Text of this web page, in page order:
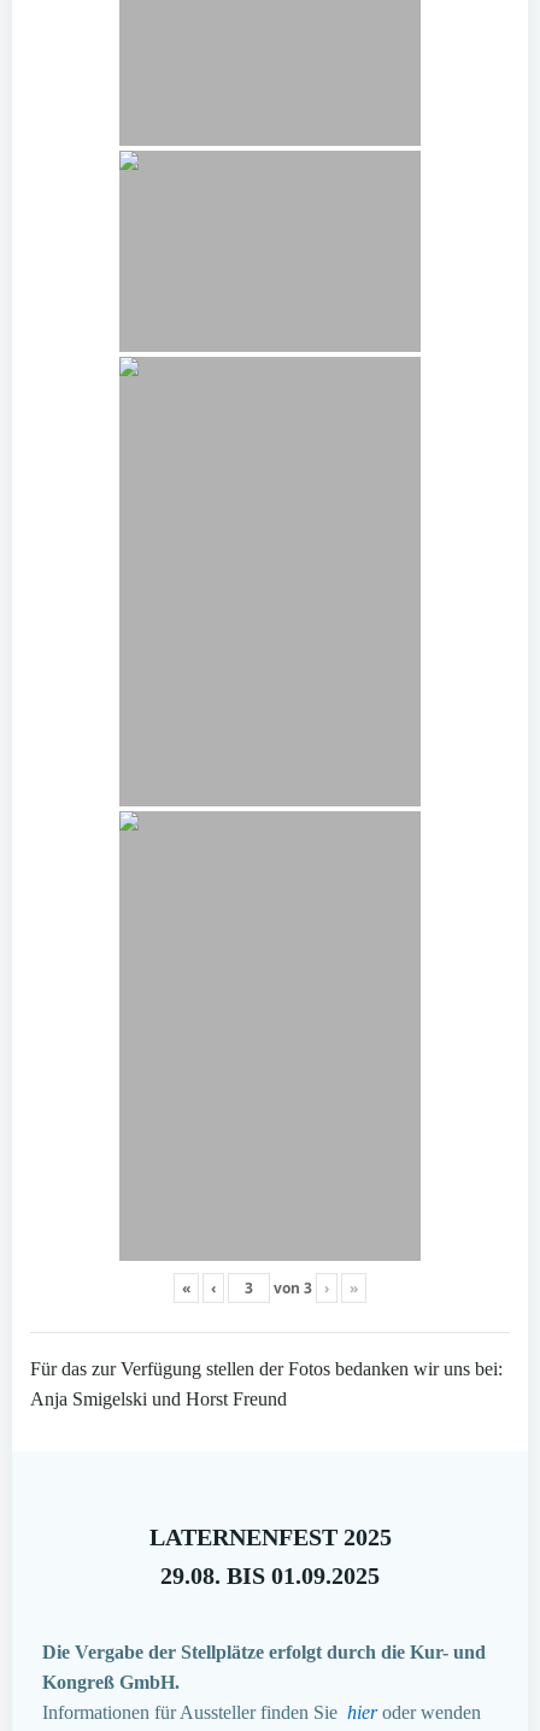
« ‹ von 3 › »
Für das zur Verfügung stellen der Fotos bedanken wir uns bei:
Anja Smigelski und Horst Freund
LATERNENFEST 2025
29.08. BIS 01.09.2025
Die Vergabe der Stellplätze erfolgt durch die Kur- und
Kongreß GmbH.
Informationen für Aussteller finden Sie hieroder wenden